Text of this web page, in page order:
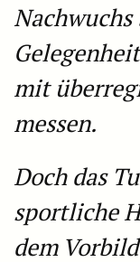
mit
messen.
Doch das
sportliche
dem